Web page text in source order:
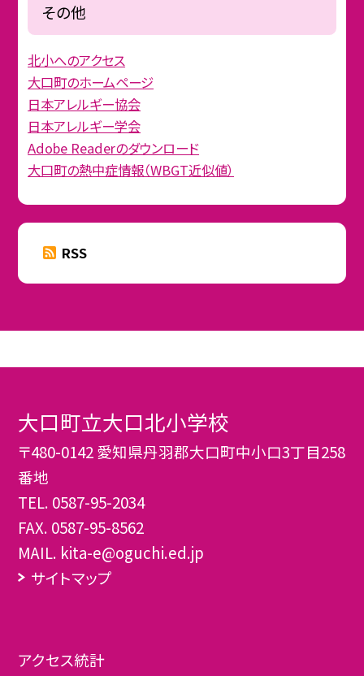
その他
北小へのアクセス
大口町のホームページ
日本アレルギー協会
日本アレルギー学会
Adobe Readerのダウンロード
大口町の熱中症情報（WBGT近似値）
RSS
大口町立大口北小学校
〒480-0142 愛知県丹羽郡大口町中小口3丁目258
番地
TEL. 0587-95-2034
FAX. 0587-95-8562
MAIL. kita-e@oguchi.ed.jp
サイトマップ
アクセス統計